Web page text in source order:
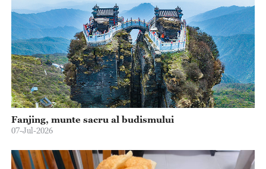
Fanjing, munte sacru al budismului
07-Jul-2026